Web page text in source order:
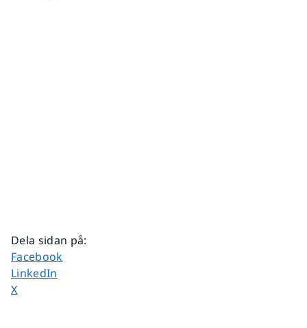
Dela sidan på:
Dela sidan på
Facebook
Dela sidan på
LinkedIn
Dela sidan på
X